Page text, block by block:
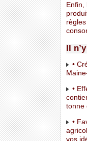
Enfin,
Il
•
•
tonne
•
vos